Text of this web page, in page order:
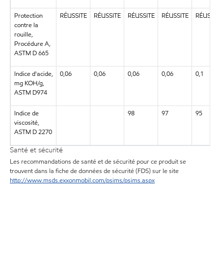
Protection
contre la
rouille,
Procédure A,
ASTM D 665
RÉUSSITE RÉUSSITE RÉUSSITE RÉUSSITE
Indice d'acide,
mg KOH/g,
ASTM D974
0,06 0,06 0,06 0,06 0,1
Indice de
viscosité,
ASTM D 2270
98 97 95
Santé et sécurité
Les recommandations de santé et de sécurité pour ce produit se
trouvent dans la fiche de données de sécurité (FDS) sur le site
http://www.msds.exxonmobil.com/psims/psims.aspx